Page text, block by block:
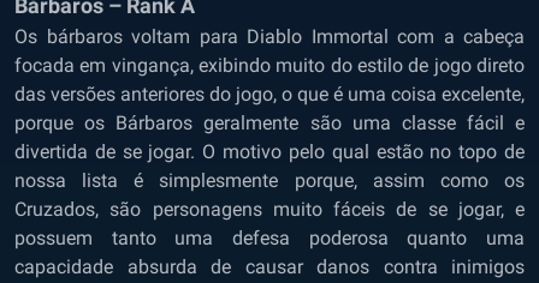
Bárbaros – Rank A
Os bárbaros voltam para Diablo Immortal com a cabeça
focada em vingança, exibindo muito do estilo de jogo direto
das versões anteriores do jogo, o que é uma coisa excelente,
porque os Bárbaros geralmente são uma classe fácil e
divertida de se jogar. O motivo pelo qual estão no topo de
nossa lista é simplesmente porque, assim como os
Cruzados, são personagens muito fáceis de se jogar, e
possuem tanto uma defesa poderosa quanto uma
capacidade absurda de causar danos contra inimigos